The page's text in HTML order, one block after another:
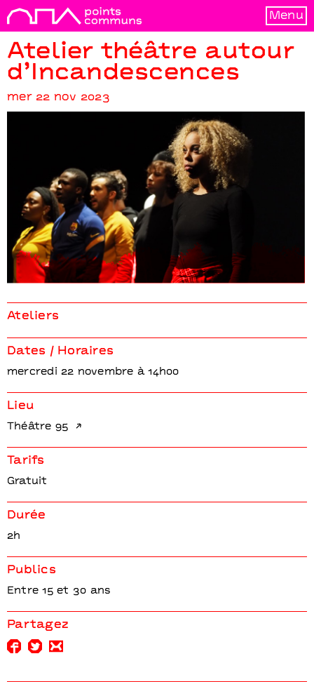
Menu
Atelier théâtre autour
d’Incandescences
mer 22 nov 2023
Atelier théâtre autour d’Incandescences
Ateliers
Dates / Horaires
mercredi 22 novembre à 14h00
Lieu
Théâtre 95
Tarifs
Gratuit
Durée
2h
Publics
Entre 15 et 30 ans
Partagez